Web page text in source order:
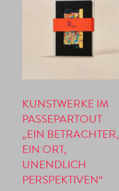
KUNSTWERKE IM
PASSEPARTOUT
„EIN BETRACHTER,
EIN ORT,
UNENDLICH
PERSPEKTIVEN“